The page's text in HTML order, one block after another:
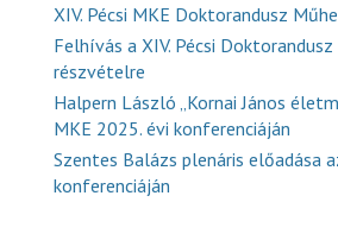
XIV. Pécsi MKE Doktorandusz
Felhívás a XIV. Pécsi
részvételre
Halpern László „Kornai János
MKE 2025. évi konferenciáján
Szentes Balázs plenáris előadása
konferenciáján